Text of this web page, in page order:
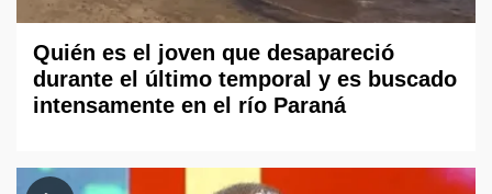
Quién es el joven que desapareció
durante el último temporal y es buscado
intensamente en el río Paraná